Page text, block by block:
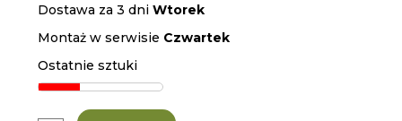
Dostawa za 3 dniWtorek
Montaż w serwisie Czwartek
Ostatnie sztuki